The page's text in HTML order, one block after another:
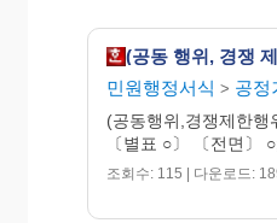
을 구체적으로 기
보하기 위한 수단
3. 실시사유는 법
금지) 및 시행령
위한 공동행위의
업의 경쟁력강화
민원행정서식 > 공정
(공동행위,경쟁제한행
〔별표 ○〕 〔전면〕
조회수: 115 | 다운로드: